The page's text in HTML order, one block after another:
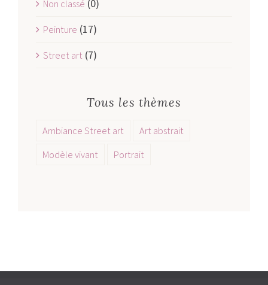
Non classé (0)
Peinture (17)
Street art (7)
Tous les thèmes
Ambiance Street art
Art abstrait
Modèle vivant
Portrait